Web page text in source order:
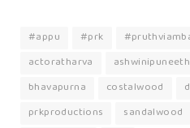
#appu #prk
actoratharva
bhavapurna
costalwood
prkproductions
sandalwood